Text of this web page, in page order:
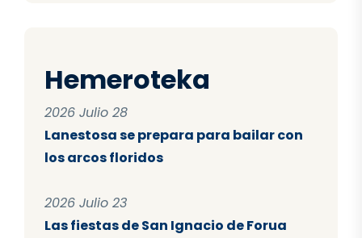
Hemeroteka
2026 Julio 28
Lanestosa se prepara para bailar con
los arcos floridos
2026 Julio 23
Las fiestas de San Ignacio de Forua